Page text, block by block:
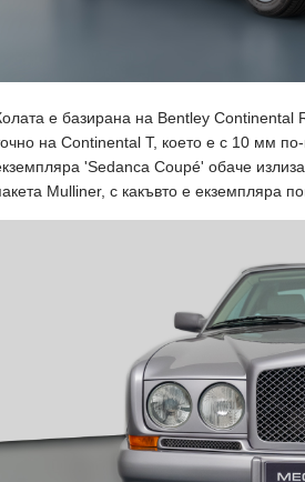
е базирана на Bentley Continental
на Continental T, което е с 10 мм
'Sedanca Coupé' обаче
Mulliner, с какъвто е екземпляра